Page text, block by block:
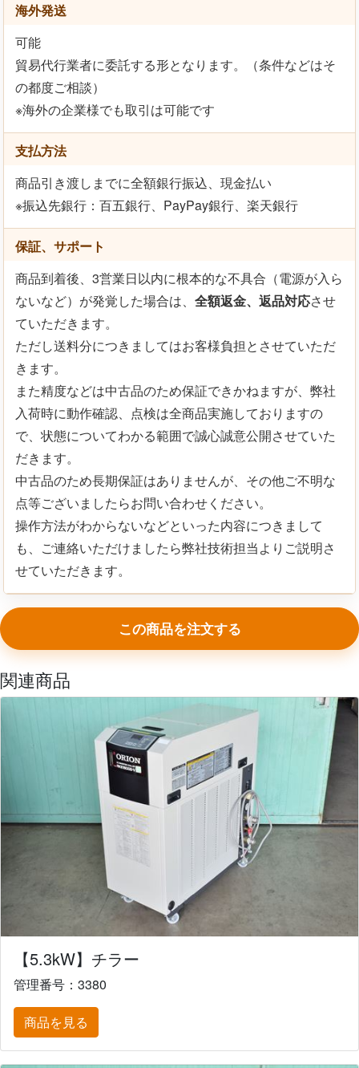
海外発送
可能
貿易代行業者に委託する形となります。（条件などはそ
の都度ご相談）
※海外の企業様でも取引は可能です
支払方法
商品引き渡しまでに全額銀行振込、現金払い
※振込先銀行：百五銀行、PayPay銀行、楽天銀行
保証、サポート
商品到着後、3営業日以内に根本的な不具合（電源が入ら
ないなど）が発覚した場合は、 全額返金、返品対応させ
ていただきます。
ただし送料分につきましてはお客様負担とさせていただ
きます。
また精度などは中古品のため保証できかねますが、弊社
入荷時に動作確認、点検は全商品実施しておりますの
で、状態についてわかる範囲で誠心誠意公開させていた
だきます。
中古品のため長期保証はありませんが、その他ご不明な
点等ございましたらお問い合わせください。
操作方法がわからないなどといった内容につきまして
も、ご連絡いただけましたら弊社技術担当よりご説明さ
せていただきます。
この商品を注文する
関連商品
【5.3kW】チラー
管理番号：3380
商品を見る